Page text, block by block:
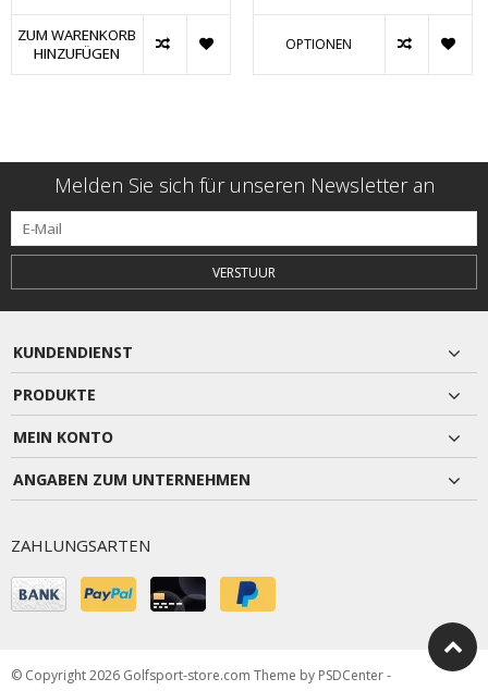
ZUM WARENKORB
HINZUFÜGEN
OPTIONEN
Melden Sie sich für unseren Newsletter an
VERSTUUR
KUNDENDIENST
PRODUKTE
MEIN KONTO
ANGABEN ZUM UNTERNEHMEN
ZAHLUNGSARTEN
© Copyright 2026 Golfsport-store.com Theme by PSDCenter-